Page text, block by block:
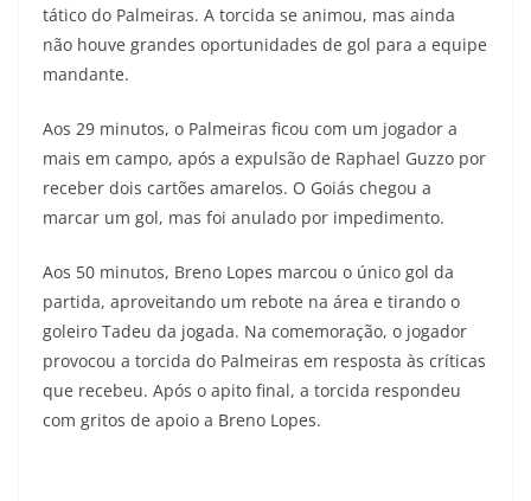
tático do Palmeiras. A torcida se animou, mas ainda
não houve grandes oportunidades de gol para a equipe
mandante.
Aos 29 minutos, o Palmeiras ficou com um jogador a
mais em campo, após a expulsão de Raphael Guzzo por
receber dois cartões amarelos. O Goiás chegou a
marcar um gol, mas foi anulado por impedimento.
Aos 50 minutos, Breno Lopes marcou o único gol da
partida, aproveitando um rebote na área e tirando o
goleiro Tadeu da jogada. Na comemoração, o jogador
provocou a torcida do Palmeiras em resposta às críticas
que recebeu. Após o apito final, a torcida respondeu
com gritos de apoio a Breno Lopes.